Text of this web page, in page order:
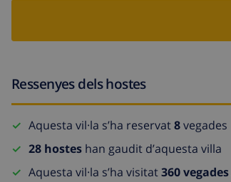
Ressenyes dels hostes
Aquesta vil·la s’ha reservat8vegades
28 hostes han gaudit d’aquesta villa
Aquesta vil·la s’ha visitat360 vegades